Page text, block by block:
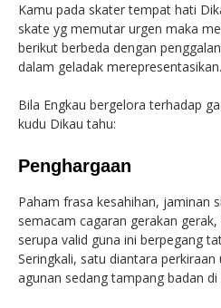
Kamu pada skater tempat hati
skate yg memutar urgen maka
berikut berbeda dengan
dalam geladak merepresentasikan.
Bila Engkau bergelora terhadap
kudu Dikau tahu:
Penghargaan
Paham frasa kesahihan, jaminan
semacam cagaran gerakan
serupa valid guna ini berpegang
Seringkali, satu diantara
agunan sedang tampang badan di